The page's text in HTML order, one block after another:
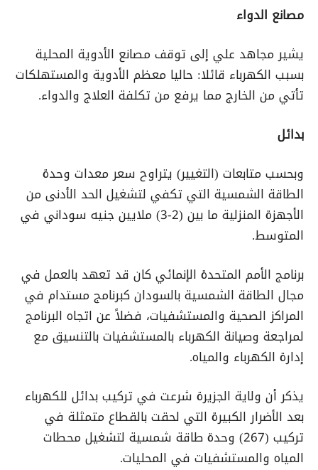
مصانع الدواء
يشير مجاهد علي إلى توقف مصانع الأدوية المحلية
بسبب الكهرباء قائلا: حاليا معظم الأدوية والمستهلكات
تأتي من الخارج مما يرفع من تكلفة العلاج والدواء.
بدائل
وبحسب متابعات (التغيير) يتراوح سعر معدات وحدة
الطاقة الشمسية التي تكفي لتشغيل الحد الأدنى من
الأجهزة المنزلية ما بين (2-3) ملايين جنيه سوداني في
المتوسط.
برنامج الأمم المتحدة الإنمائي كان قد تعهد بالعمل في
مجال الطاقة الشمسية بالسودان كبرنامج مستدام في
المراكز الصحية والمستشفيات، فضلاً عن اتجاه البرنامج
لمراجعة وصيانة الكهرباء بالمستشفيات بالتنسيق مع
إدارة الكهرباء والمياه.
يذكر أن ولاية الجزيرة شرعت في تركيب بدائل للكهرباء
بعد الأضرار الكبيرة التي لحقت بالقطاع متمثلة في
تركيب (267) وحدة طاقة شمسية لتشغيل محطات
المياه والمستشفيات في المحليات.